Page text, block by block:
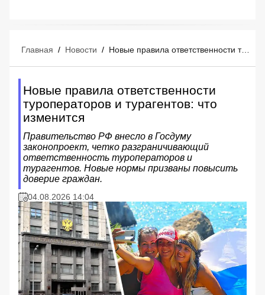
Главная / Новости / Новые правила ответственности туроператоров и турагентов: что изменится
Новые правила ответственности
туроператоров и турагентов: что
изменится
Правительство РФ внесло в Госдуму
законопроект, четко разграничивающий
ответственность туроператоров и
турагентов. Новые нормы призваны повысить
доверие граждан.
04.08.2026 14:04